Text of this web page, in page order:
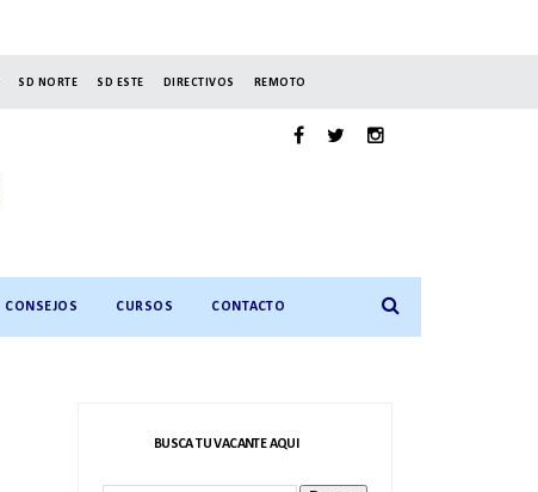
SD NORTE SD ESTE DIRECTIVOS REMOTO
CONSEJOS CURSOS CONTACTO
BUSCA TU VACANTE AQUI